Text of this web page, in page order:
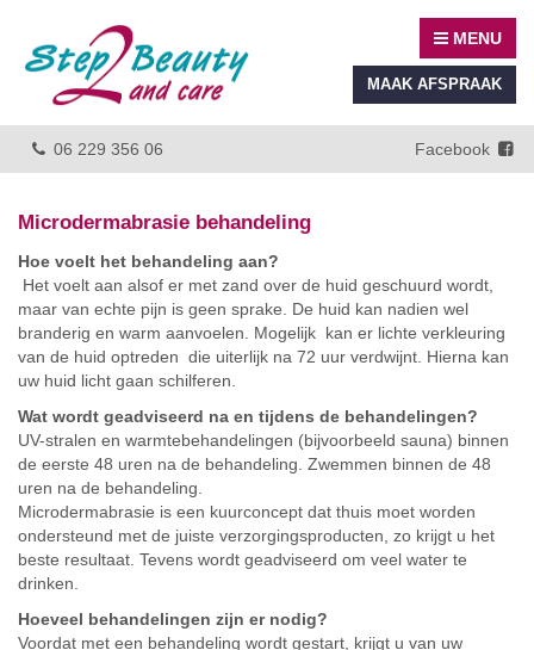
MENU
MAAK AFSPRAAK
06 229 356 06 Facebook
Microdermabrasie behandeling
Hoe voelt het behandeling aan?
Het voelt aan alsof er met zand over de huid geschuurd wordt,
maar van echte pijn is geen sprake. De huid kan nadien wel
branderig en warm aanvoelen. Mogelijk kan er lichte verkleuring
van de huid optreden die uiterlijk na 72 uur verdwijnt. Hierna kan
uw huid licht gaan schilferen.
Wat wordt geadviseerd na en tijdens de behandelingen?
UV-stralen en warmtebehandelingen (bijvoorbeeld sauna) binnen
de eerste 48 uren na de behandeling. Zwemmen binnen de 48
uren na de behandeling.
Microdermabrasie is een kuurconcept dat thuis moet worden
ondersteund met de juiste verzorgingsproducten, zo krijgt u het
beste resultaat. Tevens wordt geadviseerd om veel water te
drinken.
Hoeveel behandelingen zijn er nodig?
Voordat met een behandeling wordt gestart, krijgt u van uw